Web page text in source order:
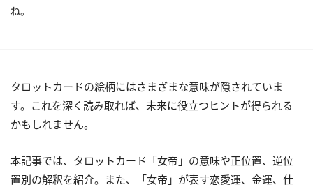
ね。
タロットカードの絵柄にはさまざまな意味が隠されていま
す。これを深く読み取れば、未来に役立つヒントが得られる
かもしれません。
本記事では、タロットカード「女帝」の意味や正位置、逆位
置別の解釈を紹介。また、「女帝」が表す恋愛運、金運、仕